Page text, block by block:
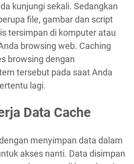
kunjungi sekali. Sedangkan
file, gambar dan script
tersimpan di komputer atau
browsing web. Caching
browsing dengan
tersebut pada saat Anda
lagi.
Data Cache
menyimpan data dalam
akses nanti. Data disimpan